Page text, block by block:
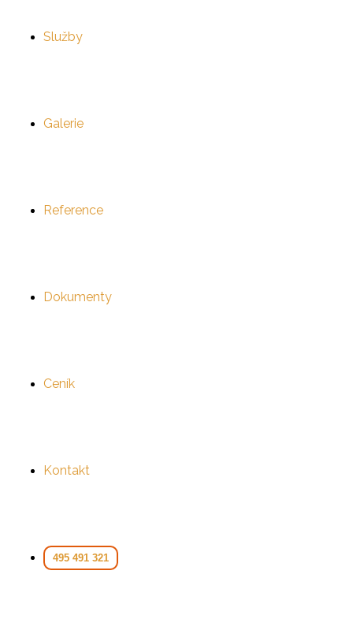
Služby
Galerie
Reference
Dokumenty
Ceník
Kontakt
495 491 321